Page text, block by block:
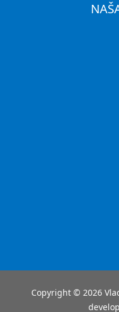
Copyright © 2026